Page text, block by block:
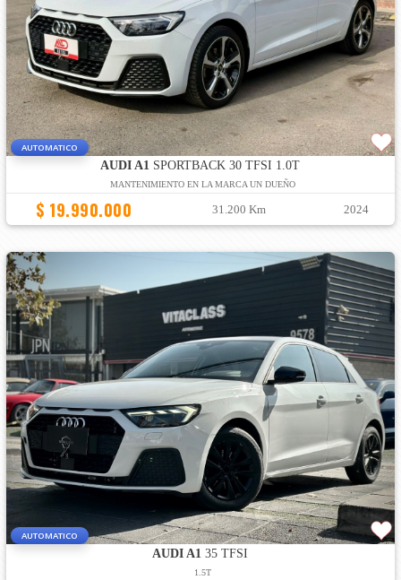
AUTOMATICO
AUDI A1 SPORTBACK 30 TFSI 1.0T
MANTENIMIENTO EN LA MARCA UN DUEÑO
$ 19.990.000 31.200 Km 2024
AUTOMATICO
AUDI A1 35 TFSI
1.5T